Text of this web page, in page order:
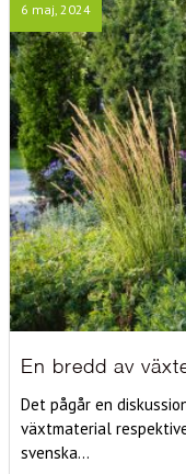
6 maj, 2024
En bredd av
Det pågår en
växtmaterial
svenska...